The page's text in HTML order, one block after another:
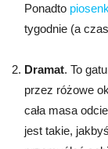
Ponadto
tygodnie (a
Dramat. To
przez różowe
cała masa
jest takie,